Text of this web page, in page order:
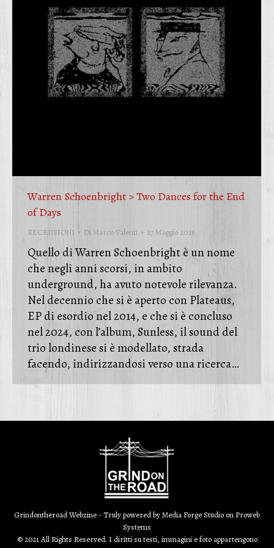
Warren Schoenbright > Two Dances for the End
of Days
RECENSIONI DiMarco Valenti 27 Maggio 2026
Quello di Warren Schoenbright è un nome
che negli anni scorsi, in ambito
underground, ha avuto notevole rilevanza.
Nel decennio che si è aperto con Plateaus,
EP di esordio nel 2014, e che si è concluso
nel 2024, con l’album, Sunless, il sound del
trio londinese si è modellato, strada
facendo, indirizzandosi verso una ricerca…
Grindontheroad Webzine - Truly powered byMedia Forge Studio on Proweb
Systems
© 2021 All Rights Reserved. I diritti su testi, immagini e foto appartengono